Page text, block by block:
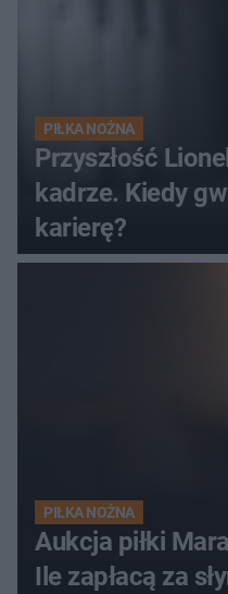
PIŁKA NOŻNA
Przyszłość
kadrze. Kiedy
karierę?
PIŁKA NOŻNA
Aukcja piłki
Ile zapłacą za